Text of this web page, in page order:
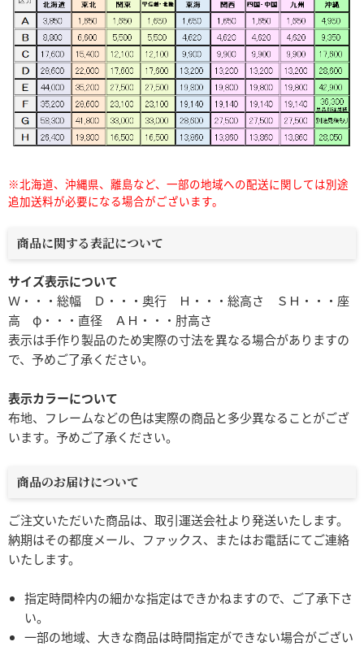
※北海道、沖縄県、離島など、一部の地域への配送に関しては別途
追加送料が必要になる場合がございます。
商品に関する表記について
サイズ表示について
Ｗ・・・総幅 Ｄ・・・奥行 Ｈ・・・総高さ ＳＨ・・・座
高 φ・・・直径 ＡＨ・・・肘高さ
表示は手作り製品のため実際の寸法を異なる場合がありますの
で、予めご了承ください。
表示カラーについて
布地、フレームなどの色は実際の商品と多少異なることがござ
います。予めご了承ください。
商品のお届けについて
ご注文いただいた商品は、取引運送会社より発送いたします。
納期はその都度メール、ファックス、またはお電話にてご連絡
いたします。
指定時間枠内の細かな指定はできかねますので、ご了承下さ
い。
一部の地域、大きな商品は時間指定ができない場合がござい